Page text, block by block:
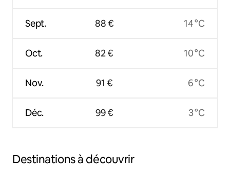
Sept.
Oct.
Nov.
Déc.
88 €
82 €
91 €
99 €
14 °C
10 °C
6 °C
3 °C
Destinations à découvrir